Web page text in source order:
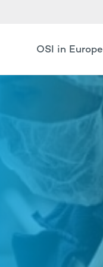
OSI in Europe